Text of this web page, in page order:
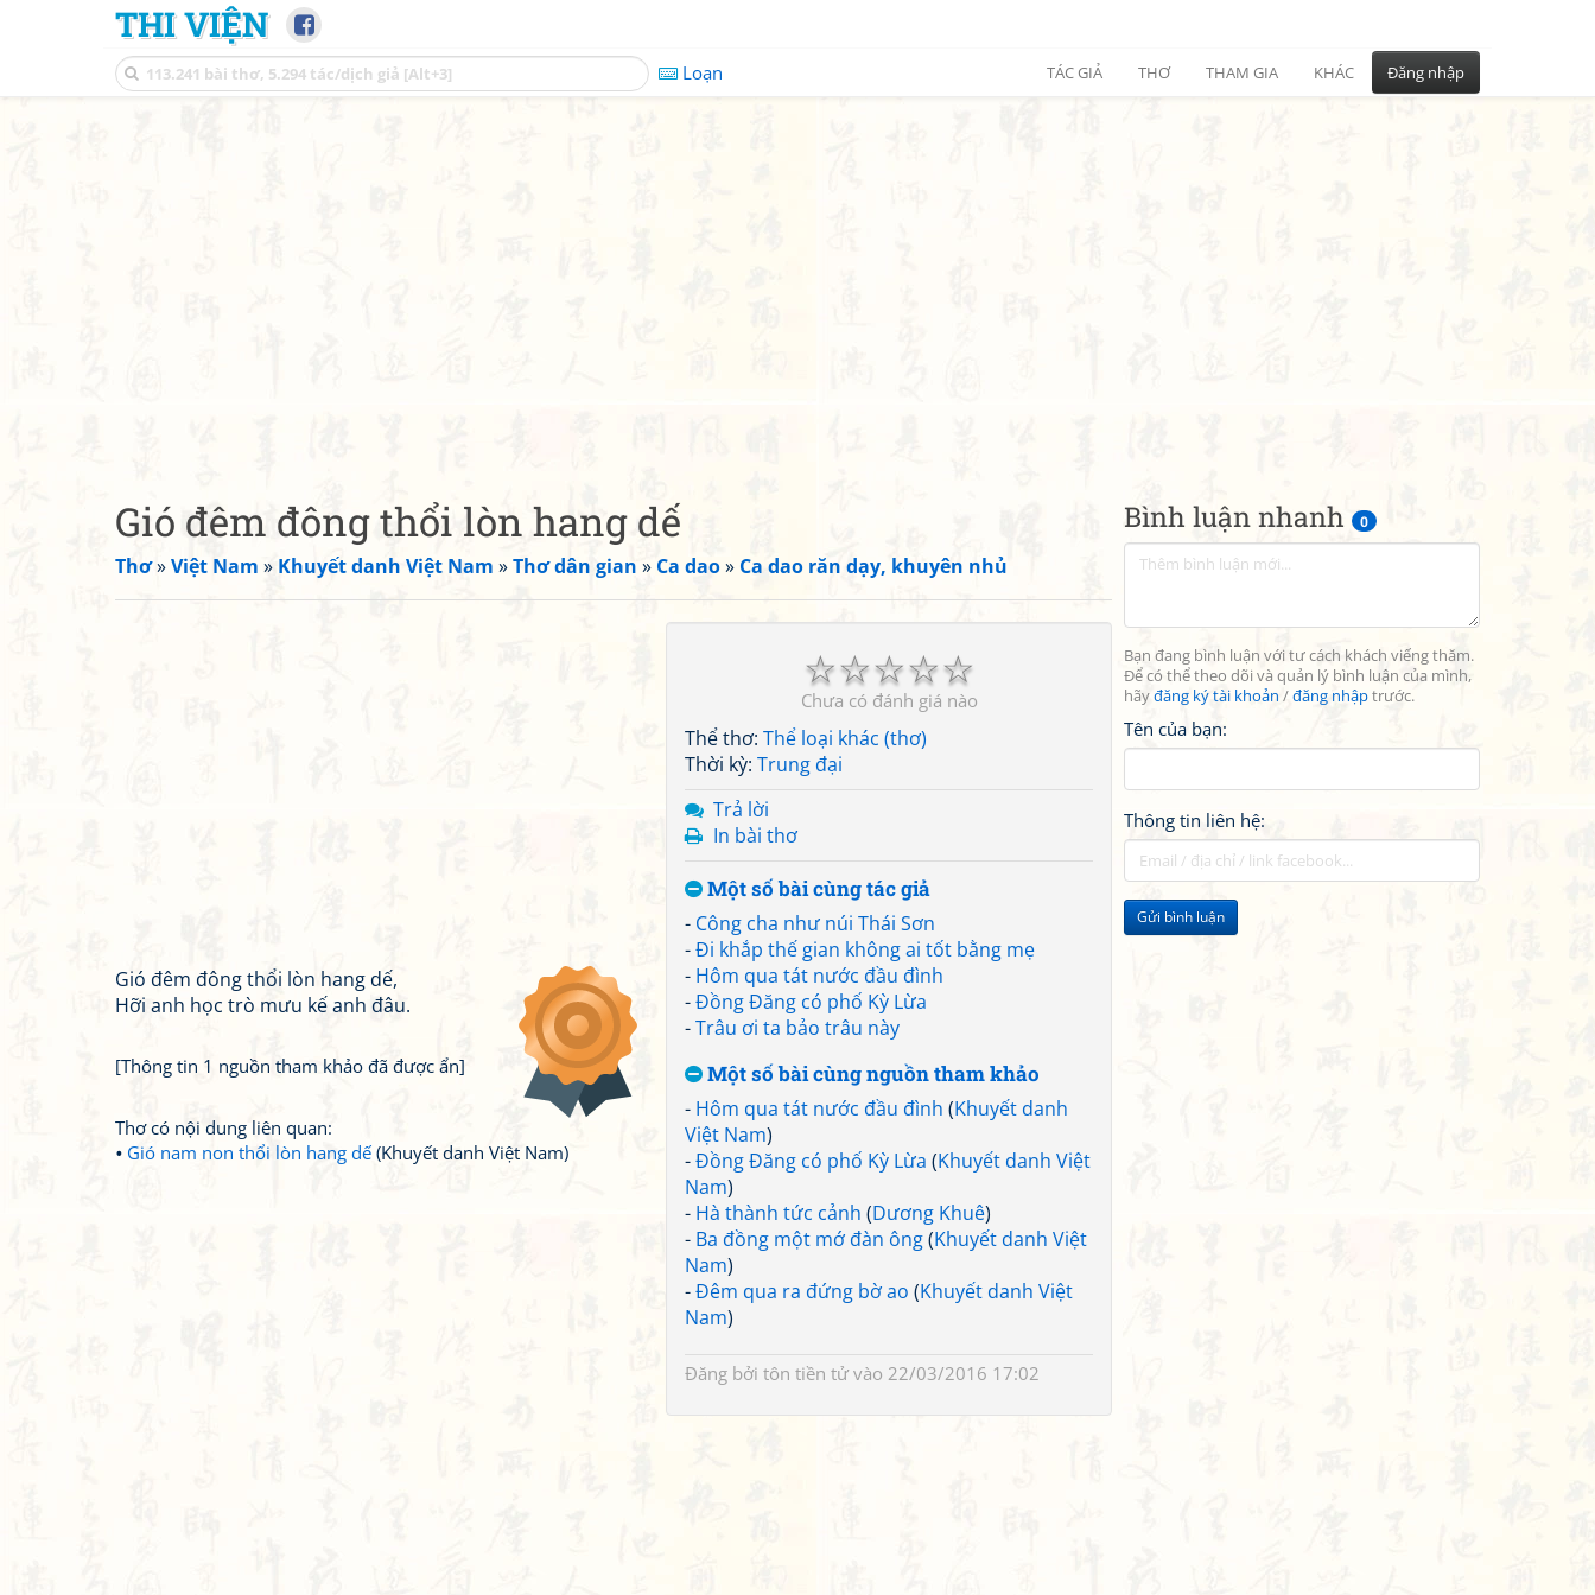
THI VIỆN
Loạn TÁC GIẢ THƠ THAM GIA KHÁC Đăng nhập
Bình luận nhanh 0
Bạn đang bình luận với tư cách khách viếng thăm.
Để có thể theo dõi và quản lý bình luận của mình,
hãyđăng ký tài khoản /đăng nhậptrước.
Tên của bạn:
Thông tin liên hệ:
Gửi bình luận
Gió đêm đông thổi lòn hang dế
Thơ»Việt Nam » Khuyết danh Việt Nam »Thơ dân gian » Ca dao» Ca dao răn dạy, khuyên nhủ
☆
☆
☆
☆
☆
Chưa có đánh giá nào
Thể thơ: Thể loại khác (thơ)
Thời kỳ: Trung đại
Trả lời
In bài thơ
Một số bài cùng tác giả
- Công cha như núi Thái Sơn
-Đi khắp thế gian không ai tốt bằng mẹ
- Hôm qua tát nước đầu đình
-Đồng Đăng có phố Kỳ Lừa
-Trâu ơi ta bảo trâu này
Một số bài cùng nguồn tham khảo
- Hôm qua tát nước đầu đình (Khuyết danh
Việt Nam)
-Đồng Đăng có phố Kỳ Lừa (Khuyết danh Việt
Nam)
- Hà thành tức cảnh (Dương Khuê)
- Ba đồng một mớ đàn ông(Khuyết danh Việt
Nam)
-Đêm qua ra đứng bờ ao (Khuyết danh Việt
Nam)
Đăng bởi tôn tiền tửvào 22/03/2016 17:02
Gió đêm đông thổi lòn hang dế,
Hỡi anh học trò mưu kế anh đâu.
[Thông tin 1 nguồn tham khảo đã được ẩn]
Thơ có nội dung liên quan:
Gió nam non thổi lòn hang dế (Khuyết danh Việt Nam)